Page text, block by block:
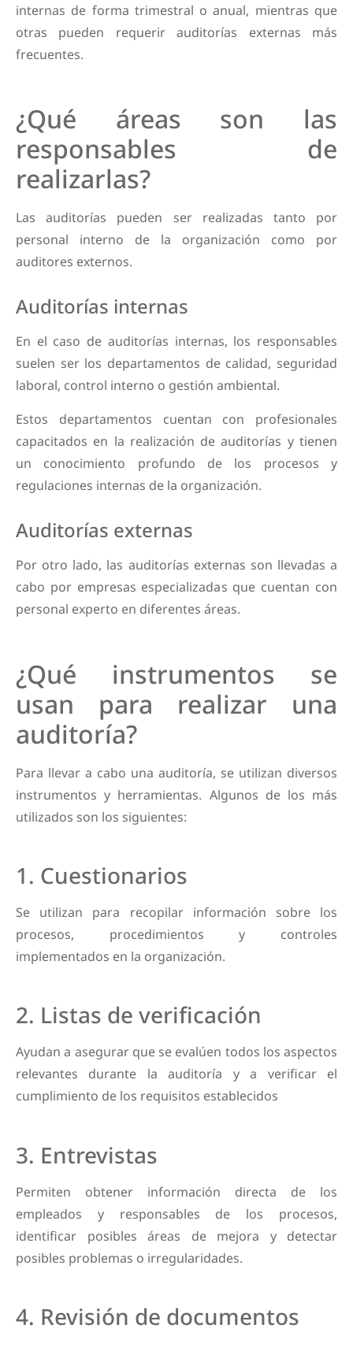
internas de forma trimestral o anual, mientras que
otras pueden requerir auditorías externas más
frecuentes.
¿Qué áreas son las
responsables de
realizarlas?
Las auditorías pueden ser realizadas tanto por
personal interno de la organización como por
auditores externos.
Auditorías internas
En el caso de auditorías internas, los responsables
suelen ser los departamentos de calidad, seguridad
laboral, control interno o gestión ambiental.
Estos departamentos cuentan con profesionales
capacitados en la realización de auditorías y tienen
un conocimiento profundo de los procesos y
regulaciones internas de la organización.
Auditorías externas
Por otro lado, las auditorías externas son llevadas a
cabo por empresas especializadas que cuentan con
personal experto en diferentes áreas.
¿Qué instrumentos se
usan para realizar una
auditoría?
Para llevar a cabo una auditoría, se utilizan diversos
instrumentos y herramientas. Algunos de los más
utilizados son los siguientes:
1. Cuestionarios
Se utilizan para recopilar información sobre los
procesos, procedimientos y controles
implementados en la organización.
2. Listas de verificación
Ayudan a asegurar que se evalúen todos los aspectos
relevantes durante la auditoría y a verificar el
cumplimiento de los requisitos establecidos
3. Entrevistas
Permiten obtener información directa de los
empleados y responsables de los procesos,
identificar posibles áreas de mejora y detectar
posibles problemas o irregularidades.
4. Revisión de documentos